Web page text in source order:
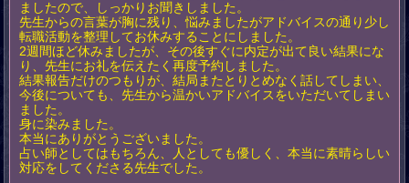
ましたので、しっかりお聞きしました。
先生からの言葉が胸に残り、悩みましたがアドバイスの通り少し
転職活動を整理してお休みすることにしました。
2週間ほど休みましたが、その後すぐに内定が出て良い結果にな
り、先生にお礼を伝えたく再度予約しました。
結果報告だけのつもりが、結局またとりとめなく話してしまい、
今後についても、先生から温かいアドバイスをいただいてしまい
ました。
身に染みました。
本当にありがとうございました。
占い師としてはもちろん、人としても優しく、本当に素晴らしい
対応をしてくださる先生でした。